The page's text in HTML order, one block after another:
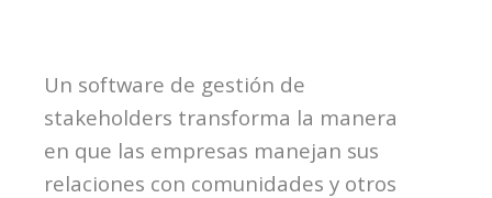
Un software de gestión de
stakeholders transforma la manera
en que las empresas manejan sus
relaciones con comunidades y otros